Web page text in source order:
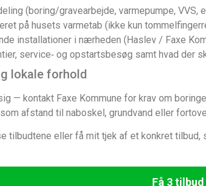
(boring/gravearbejde, varmepumpe, VVS,
på husets varmetab (ikke kun
installationer i nærheden (Haslev / Faxe
service‑ og opstartsbesøg samt hvad der
lokale forhold
— kontakt Faxe Kommune for krav om
afstand til naboskel, grundvand eller
tilbudtene eller få mit tjek af et konkret
Få 3